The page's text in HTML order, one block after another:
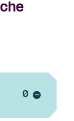
+Voeg